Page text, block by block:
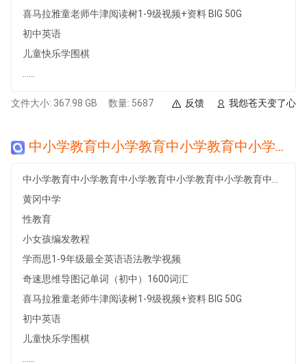
喜马拉雅童老师牛津阅读树1-9级视频+资料 BIG 50G
初中英语
儿童快乐学围棋
文件大小: 367.98 GB 数量: 5687 我怨苍天变了心
反馈
中小学教育中小学教育中小学教育中小学教育中小学教育中小学教育中小学教育中小学教育中小学教育中小学教育中小学教育中小学教育
黄冈中学
性教育
小女孩编发教程
学而思1-9年级最全英语语法教学视频
奇速思维导图记单词（初中）1600词汇
喜马拉雅童老师牛津阅读树1-9级视频+资料 BIG 50G
初中英语
儿童快乐学围棋